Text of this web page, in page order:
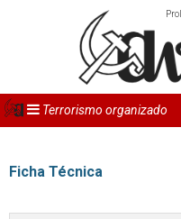
Terrorismo organizado
Ficha Técnica